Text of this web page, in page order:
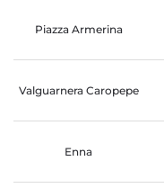
Piazza Armerina
Valguarnera Caropepe
Enna